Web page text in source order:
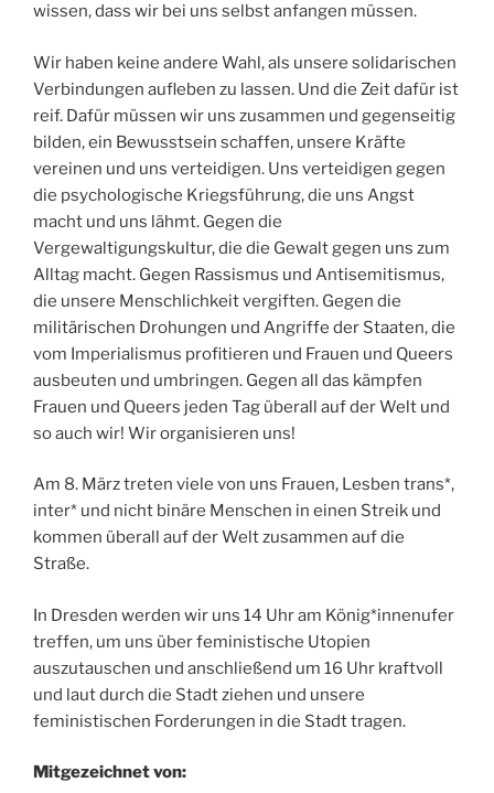
wissen, dass wir bei uns selbst anfangen müssen.
Wir haben keine andere Wahl, als unsere solidarischen
Verbindungen aufleben zu lassen. Und die Zeit dafür ist
reif. Dafür müssen wir uns zusammen und gegenseitig
bilden, ein Bewusstsein schaffen, unsere Kräfte
vereinen und uns verteidigen. Uns verteidigen gegen
die psychologische Kriegsführung, die uns Angst
macht und uns lähmt. Gegen die
Vergewaltigungskultur, die die Gewalt gegen uns zum
Alltag macht. Gegen Rassismus und Antisemitismus,
die unsere Menschlichkeit vergiften. Gegen die
militärischen Drohungen und Angriffe der Staaten, die
vom Imperialismus profitieren und Frauen und Queers
ausbeuten und umbringen. Gegen all das kämpfen
Frauen und Queers jeden Tag überall auf der Welt und
so auch wir! Wir organisieren uns!
Am 8. März treten viele von uns Frauen, Lesben trans*,
inter* und nicht binäre Menschen in einen Streik und
kommen überall auf der Welt zusammen auf die
Straße.
In Dresden werden wir uns 14 Uhr am König*innenufer
treffen, um uns über feministische Utopien
auszutauschen und anschließend um 16 Uhr kraftvoll
und laut durch die Stadt ziehen und unsere
feministischen Forderungen in die Stadt tragen.
Mitgezeichnet von: